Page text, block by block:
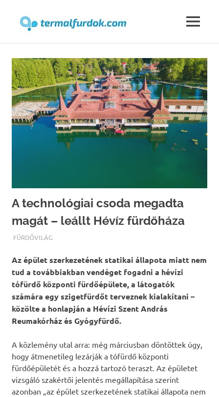
content
MENU
A technológiai csoda megadta
magát – leállt Hévíz fürdőháza
TERMALFURDOK.COM
FÜRDŐVILÁG
Az épület szerkezetének statikai állapota miatt nem
tud a továbbiakban vendéget fogadni a hévízi
tófürdő központi fürdőépülete, a látogatók
számára egy szigetfürdőt terveznek kialakítani –
közölte a honlapján a Hévízi Szent András
Reumakórház és Gyógyfürdő.
A közlemény utal arra: még márciusban döntöttek úgy,
hogy átmenetileg lezárják a tófürdő központi
fürdőépületét és a hozzá tartozó teraszt. Az épületet
vizsgáló szakértői jelentés megállapítása szerint
azonban „az épület szerkezetének statikai állapota nem